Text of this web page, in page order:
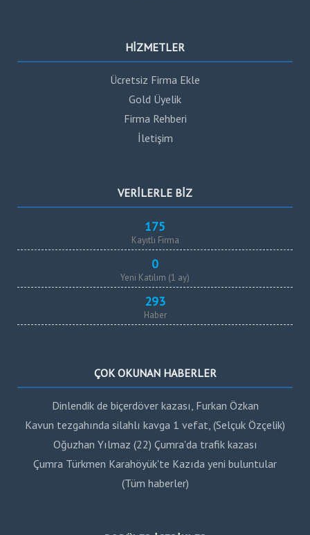
HİZMETLER
Ücretsiz Firma Ekle
Gold Üyelik
Firma Rehberi
İletişim
VERİLERLE BİZ
175
Kayıtlı Firma
0
Yeni Katılım (1 ay)
293
Haber
ÇOK OKUNAN HABERLER
Dinlendik de biçerdöver kazası, Furkan Özkan
Kavun tezgahında silahlı kavga 1 vefat, (Selçuk Özçelik)
Oğuzhan Yılmaz (22) Çumra'da trafik kazası
Çumra Türkmen Karahöyük'te Kazıda yeni buluntular
(Tüm haberler)